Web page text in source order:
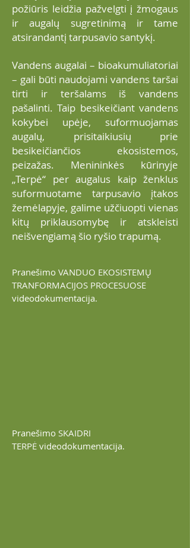
požiūris leidžia pažvelgti į žmogaus
ir augalų sugretinimą ir tame
atsirandantį tarpusavio santykį.
Vandens augalai – bioakumuliatoriai
– gali būti naudojami vandens taršai
tirti ir teršalams iš vandens
pašalinti. Taip besikeičiant vandens
kokybei upėje, suformuojamas
augalų, prisitaikiusių prie
besikeičiančios ekosistemos,
peizažas. Menininkės kūrinyje
„Terpė“ per augalus kaip ženklus
suformuotame tarpusavio įtakos
žemėlapyje, galime užčiuopti vienas
kitų priklausomybę ir atskleisti
neišvengiamą šio ryšio trapumą.
Pranešimo VANDUO EKOSISTEMŲ
TRANFORMACIJOS PROCESUOSE
videodokumentacija.
Pranešimo SKAIDRI
TERPĖ videodokumentacija.